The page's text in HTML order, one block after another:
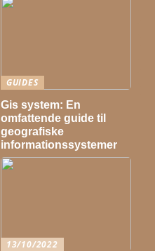
GUIDES
Gis system: En
omfattende guide til
geografiske
informationssystemer
13/10/2022